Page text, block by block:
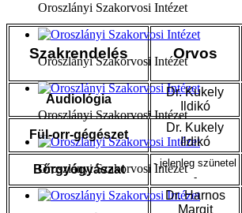
Oroszlányi Szakorvosi Intézet
Oroszlányi Szakorvosi Intézet
Oroszlányi Szakorvosi Intézet
Oroszlányi Szakorvosi Intézet
Szakrendelés Orvos
Audiológia
Dr. Kukely
Ildikó
Fül-orr-gégészet
Dr. Kukely
Ildikó
Bőrgyógyászat
- jelenleg szünetel
-
Dr. Harnos
Margit